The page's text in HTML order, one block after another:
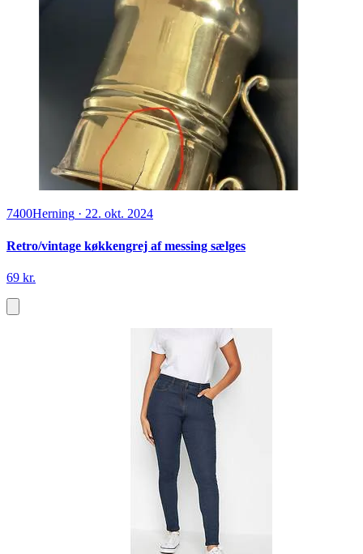
7400Herning · 22. okt. 2024
Retro/vintage køkkengrej af messing sælges
69 kr.